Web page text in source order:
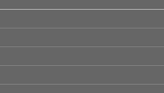
НАЗНАЧЕНИЯ "ДЕТСКИЙ